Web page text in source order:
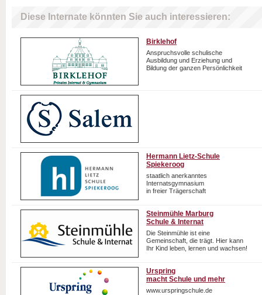
Diese Internate könnten Sie auch interessieren:
Birklehof
Anspruchsvolle schulische
Ausbildung und Erziehung und
Bildung der ganzen Persönlichkeit
Hermann Lietz-Schule
Spiekeroog
staatlich anerkanntes
Internatsgymnasium
in freier Trägerschaft
Steinmühle Marburg
Schule & Internat
Die Steinmühle ist eine
Gemeinschaft, die trägt. Hier kann
Ihr Kind leben, lernen und wachsen!
Urspring
macht Schule und mehr
www.urspringschule.de